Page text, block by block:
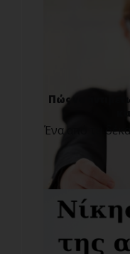
Πώς να
Ένα από τα